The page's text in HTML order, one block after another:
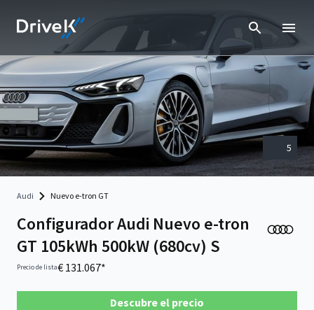
5
Audi Nuevo e-tron GT
Configurador Audi Nuevo e-tron
GT 105kWh 500kW (680cv) S
Precio de lista€ 131.067*
Descubre el precio